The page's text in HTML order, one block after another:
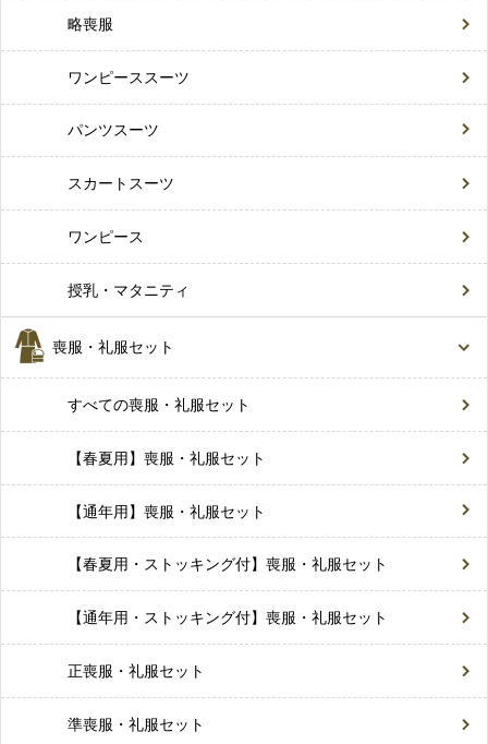
略喪服
ワンピーススーツ
パンツスーツ
スカートスーツ
ワンピース
授乳・マタニティ
喪服・礼服セット
すべての喪服・礼服セット
【春夏用】喪服・礼服セット
【通年用】喪服・礼服セット
【春夏用・ストッキング付】喪服・礼服セット
【通年用・ストッキング付】喪服・礼服セット
正喪服・礼服セット
準喪服・礼服セット